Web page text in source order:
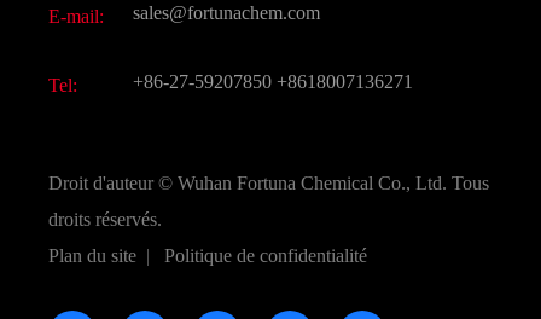
CAS chimiques
E-mail: sales@fortunachem.com
Tel: +86-27-59207850 +8618007136271
Droit d'auteur © Wuhan Fortuna Chemical Co., Ltd. Tous
droits réservés.
Plan du site | Politique de confidentialité